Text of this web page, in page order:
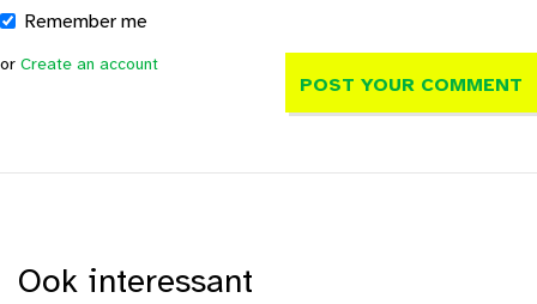
Remember me
or Create an account
Ook interessant